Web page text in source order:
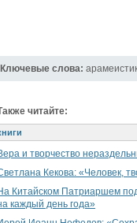
Ключевые слова:
читайте:
и творчество
Кекова: «Человек,
Китайском Патриаршем
каждый день года»